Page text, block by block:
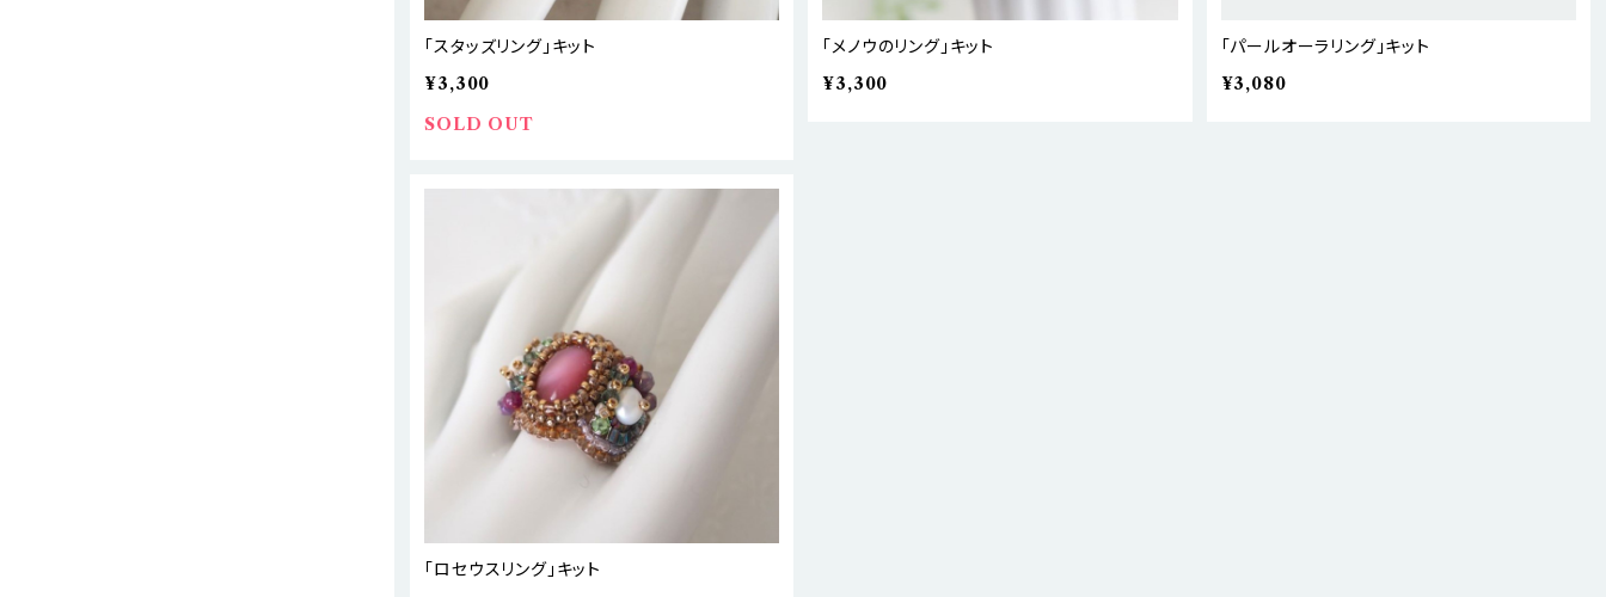
「スタッズリング」キット
¥3,300
SOLD OUT
「メノウのリング」キット
¥3,300
「パールオーラリング」キット
¥3,080
「ロセウスリング」キット